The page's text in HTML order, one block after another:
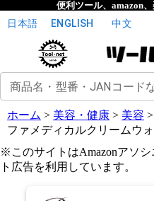
便利ツール、amazon
日本語 ENGLISH 中文
商品名・型番・JANコード
ホーム > 美容・健康 > 美容 >
ファメディカルクリームウォ
※このサイトはAmazonアソ
ト広告を利用しています。